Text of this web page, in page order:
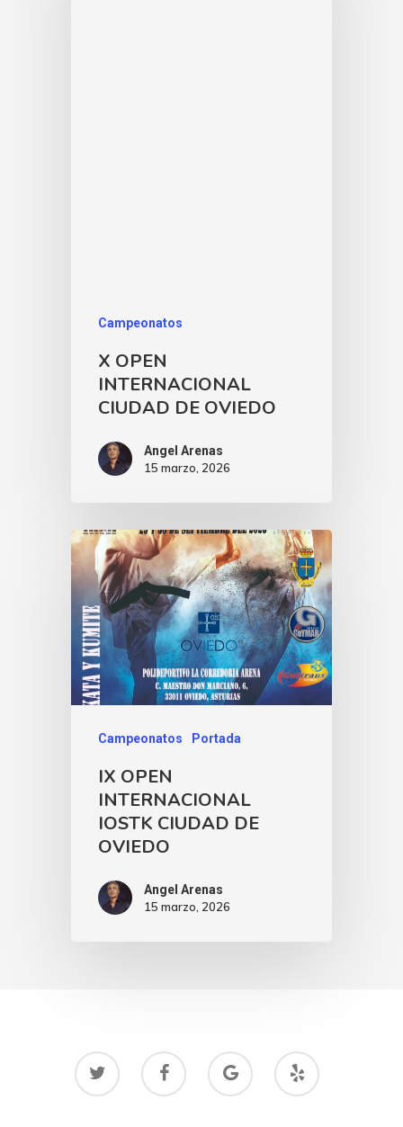
Campeonatos
X OPEN
INTERNACIONAL
CIUDAD DE OVIEDO
Angel Arenas
15 marzo, 2026
Campeonatos Portada
IX OPEN
INTERNACIONAL
IOSTK CIUDAD DE
OVIEDO
Angel Arenas
15 marzo, 2026